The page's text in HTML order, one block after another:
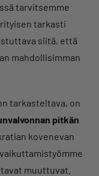
tarvitsemme
tarkasti
siitä, että
mahdollisimman
tarkasteltava, on
pitkän
kovenevan
muuttuvat.